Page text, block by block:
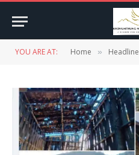
YOU ARE AT: Home » Headline